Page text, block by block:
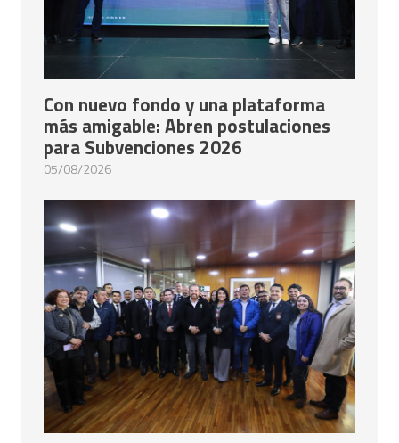
Con nuevo fondo y una plataforma
más amigable: Abren postulaciones
para Subvenciones 2026
05/08/2026